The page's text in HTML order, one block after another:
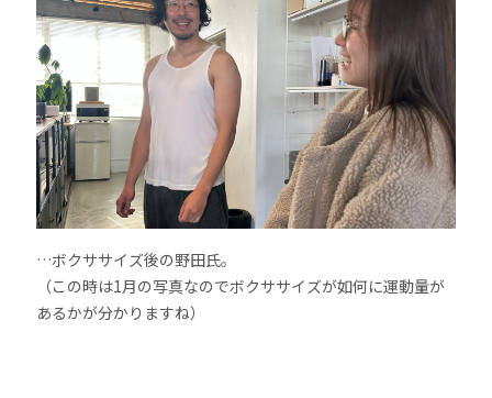
…ボクササイズ後の野田氏。
（この時は1月の写真なのでボクササイズが如何に運動量が
あるかが分かりますね）